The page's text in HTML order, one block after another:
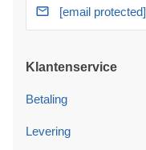
[email protected]
Klantenservice
Betaling
Levering